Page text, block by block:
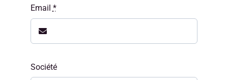
Email *
Société